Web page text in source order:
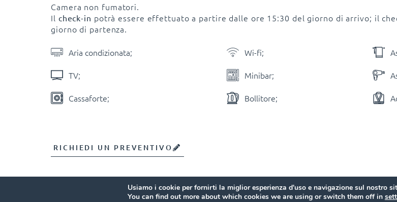
Camera non fumatori.
Il check-in potrà essere effettuato a partire dalle ore 15:30 del giorno di arrivo; il
giorno di partenza.
Aria condizionata;
TV;
Cassaforte;
Wi-fi;
Minibar;
Bollitore;
RICHIEDI UN PREVENTIVO
Usiamo i cookie per fornirti la miglior esperienza d'uso e navigazione sul nostro
You can find out more about which cookies we are using or switch them off in